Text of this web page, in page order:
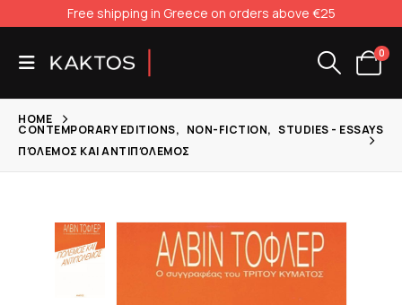
Free shipping in Greece on orders above €25
0
HOME
CONTEMPORARY EDITIONS, NON-FICTION, STUDIES - ESSAYS
ΠΌΛΕΜΟΣ ΚΑΙ ΑΝΤΙΠΌΛΕΜΟΣ